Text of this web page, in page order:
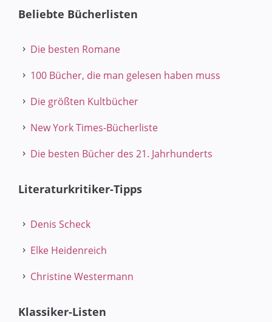
Beliebte Bücherlisten
Die besten Romane
100 Bücher, die man gelesen haben muss
Die größten Kultbücher
New York Times-Bücherliste
Die besten Bücher des 21. Jahrhunderts
Literaturkritiker-Tipps
Denis Scheck
Elke Heidenreich
Christine Westermann
Klassiker-Listen